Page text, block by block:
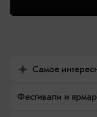
Самое
Фестивали и